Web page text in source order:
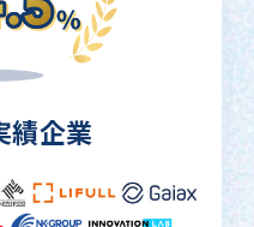
績企業